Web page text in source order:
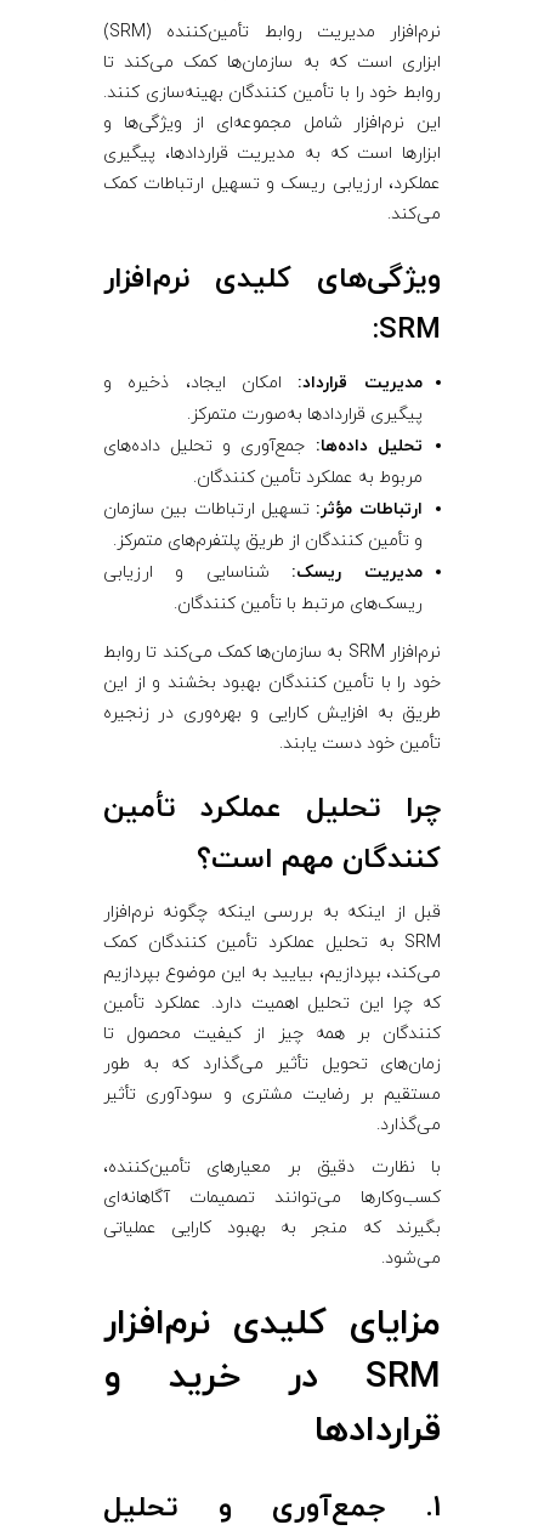
نرم‌افزار مدیریت روابط تأمین‌کننده (SRM)
ابزاری است که به سازمان‌ها کمک می‌کند تا
روابط خود را با تأمین ‌کنندگان بهینه‌سازی کنند.
این نرم‌افزار شامل مجموعه‌ای از ویژگی‌ها و
ابزارها است که به مدیریت قراردادها، پیگیری
عملکرد، ارزیابی ریسک و تسهیل ارتباطات کمک
می‌کند.
ویژگی‌های کلیدی نرم‌افزار
SRM:
مدیریت قرارداد: امکان ایجاد، ذخیره و
پیگیری قراردادها به‌صورت متمرکز.
تحلیل داده‌ها: جمع‌آوری و تحلیل داده‌های
مربوط به عملکرد تأمین ‌کنندگان.
ارتباطات مؤثر: تسهیل ارتباطات بین سازمان
و تأمین ‌کنندگان از طریق پلتفرم‌های متمرکز.
مدیریت ریسک: شناسایی و ارزیابی
ریسک‌های مرتبط با تأمین ‌کنندگان.
نرم‌افزار SRM به سازمان‌ها کمک می‌کند تا روابط
خود را با تأمین ‌کنندگان بهبود بخشند و از این
طریق به افزایش کارایی و بهره‌وری در زنجیره
تأمین خود دست یابند.
چرا تحلیل عملکرد تأمین
‌کنندگان مهم است؟
قبل از اینکه به بررسی اینکه چگونه نرم‌افزار
SRM به تحلیل عملکرد تأمین ‌کنندگان کمک
می‌کند، بپردازیم، بیایید به این موضوع بپردازیم
که چرا این تحلیل اهمیت دارد. عملکرد تأمین
‌کنندگان بر همه چیز از کیفیت محصول تا
زمان‌های تحویل تأثیر می‌گذارد که به طور
مستقیم بر رضایت مشتری و سودآوری تأثیر
می‌گذارد.
با نظارت دقیق بر معیارهای تأمین‌کننده،
کسب‌وکارها می‌توانند تصمیمات آگاهانه‌ای
بگیرند که منجر به بهبود کارایی عملیاتی
می‌شود.
مزایای کلیدی نرم‌افزار
SRM در خرید و
قراردادها
1. جمع‌آوری و تحلیل